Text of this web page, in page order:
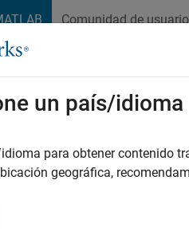
Comunidad de
un país/idioma
para obtener contenido
geográfica,